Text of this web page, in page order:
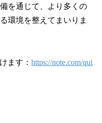
を通じて、より多くの
環境を整えてまいりま
ます： https://note.com/qui